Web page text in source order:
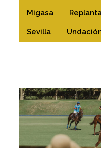
Migasa
Sevilla